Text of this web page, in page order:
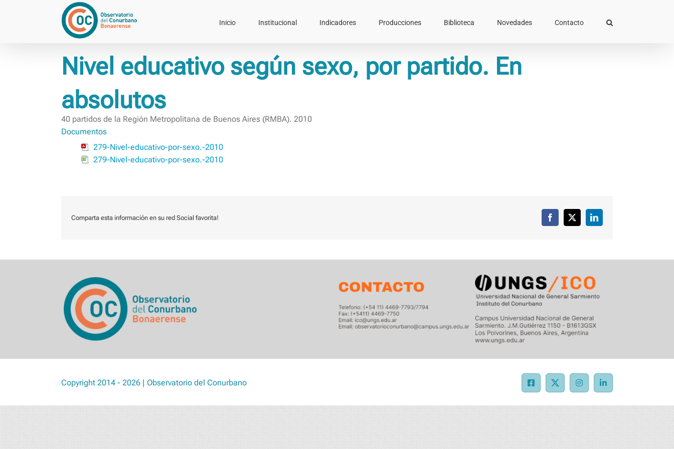
Inicio Institucional Indicadores Producciones Biblioteca Novedades Contacto
Nivel educativo según sexo, por partido. En
absolutos
40 partidos de la Región Metropolitana de Buenos Aires (RMBA). 2010
Documentos
279-Nivel-educativo-por-sexo.-2010
279-Nivel-educativo-por-sexo.-2010
Comparta esta información en su red Social favorita! Facebook
X LinkedIn
Copyright 2014 - 2026 | Observatorio del Conurbano Facebook
X InstagramLinkedIn